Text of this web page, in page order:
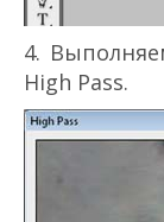
4.
High Pass.